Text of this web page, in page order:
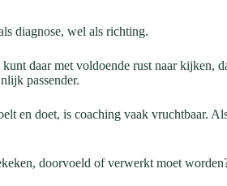
diagnose, wel als richting.
daar met voldoende rust naar kijken,
passender.
en doet, is coaching vaak vruchtbaar.
doorvoeld of verwerkt moet